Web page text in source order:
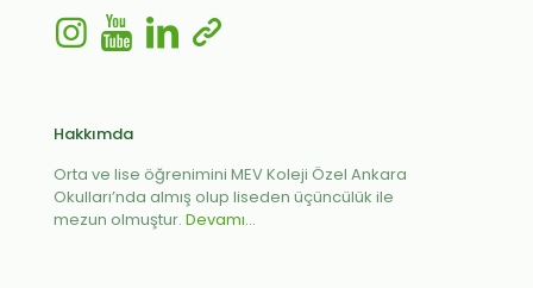
Hakkımda
Orta ve lise öğrenimini MEV Koleji Özel Ankara
Okulları’nda almış olup liseden üçüncülük ile
mezun olmuştur. Devamı...